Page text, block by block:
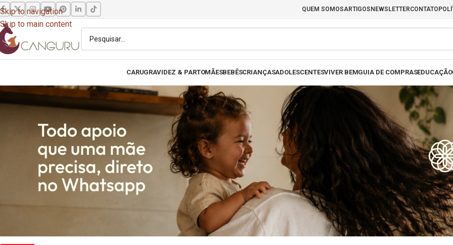
Skip to navigation
Skip to main content
QUEM SOMOSARTIGOS NEWSLETTERCONTATO
CARUGRAVIDEZ & PARTOMÃESBEBÊSCRIANÇASADOLESCENTESVIVER BEMGUIA DE COMPRASEDUCAÇÃO